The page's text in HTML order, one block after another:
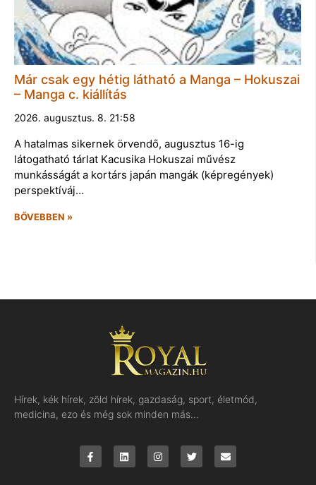
Már csak egy hétig látható a Manga – Hokuszai
– Manga c. kiállítás
2026. augusztus. 8. 21:58
A hatalmas sikernek örvendő, augusztus 16-ig
látogatható tárlat Kacusika Hokuszai művész
munkásságát a kortárs japán mangák (képregények)
perspektíváj…
BŐVEBBEN »
Hírek, kék hírek, zöld hírek, gazdaság, sport, életmód,
medicina, ezo és még sok minden más…